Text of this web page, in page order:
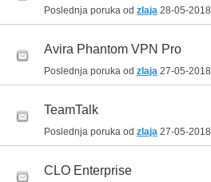
Poslednja poruka od zlaja 28-05-2018
Avira Phantom VPN Pro
Poslednja poruka od zlaja 27-05-2018
TeamTalk
Poslednja poruka od zlaja 27-05-2018
CLO Enterprise